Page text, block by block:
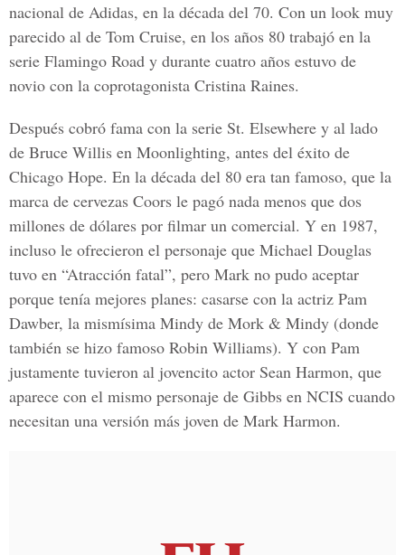
nacional de Adidas, en la década del 70. Con un look muy
parecido al de Tom Cruise, en los años 80 trabajó en la
serie Flamingo Road y durante cuatro años estuvo de
novio con la coprotagonista Cristina Raines.
Después cobró fama con la serie St. Elsewhere y al lado
de Bruce Willis en Moonlighting, antes del éxito de
Chicago Hope. En la década del 80 era tan famoso, que la
marca de cervezas Coors le pagó nada menos que dos
millones de dólares por filmar un comercial. Y en 1987,
incluso le ofrecieron el personaje que Michael Douglas
tuvo en “Atracción fatal”, pero Mark no pudo aceptar
porque tenía mejores planes: casarse con la actriz Pam
Dawber, la mismísima Mindy de Mork & Mindy (donde
también se hizo famoso Robin Williams). Y con Pam
justamente tuvieron al jovencito actor Sean Harmon, que
aparece con el mismo personaje de Gibbs en NCIS cuando
necesitan una versión más joven de Mark Harmon.